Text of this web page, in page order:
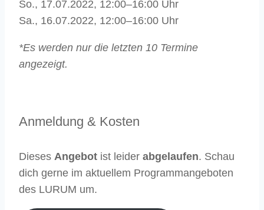
So., 17.07.2022, 12:00–16:00 Uhr
Sa., 16.07.2022, 12:00–16:00 Uhr
*Es werden nur die letzten 10 Termine
angezeigt.
Anmeldung & Kosten
Dieses Angebot ist leider abgelaufen. Schau
dich gerne im aktuellem Programmangeboten
des LURUM um.